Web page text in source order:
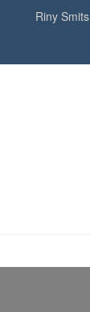
Riny Smits